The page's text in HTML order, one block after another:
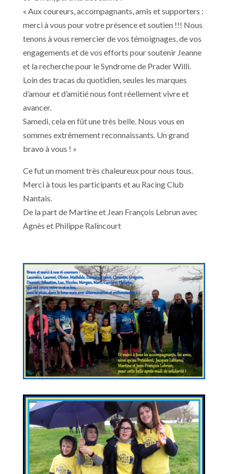
« Aux coureurs, accompagnants, amis et supporters :
merci à vous pour votre présence et soutien !!! Nous
tenons à vous remercier de vos témoignages, de vos
engagements et de vos efforts pour soutenir Jeanne
et la recherche pour le Syndrome de Prader Willi.
Loin des tracas du quotidien, seules les marques
d’amour et d’amitié nous font réellement vivre et
avancer.
Samedi, cela en fût une très belle. Nous vous en
sommes extrêmement reconnaissants. Un grand
bravo à vous ! »
Ce fut un moment très chaleureux pour nous tous.
Merci à tous les participants et au Racing Club
Nantais.
De la part de Martine et Jean François Lebrun avec
Agnès et Philippe Ralincourt